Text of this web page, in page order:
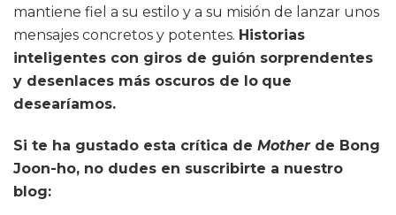
mantiene fiel a su estilo y a su misión de lanzar unos
mensajes concretos y potentes. Historias
inteligentes con giros de guión sorprendentes
y desenlaces más oscuros de lo que
desearíamos.
Si te ha gustado esta crítica de Motherde Bong
Joon-ho, no dudes en suscribirte a nuestro
blog: